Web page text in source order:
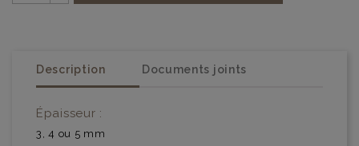
Description Documents joints
Épaisseur :
3, 4 ou 5 mm